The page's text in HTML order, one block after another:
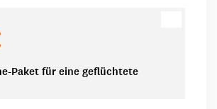
Paket für eine geflüchtete